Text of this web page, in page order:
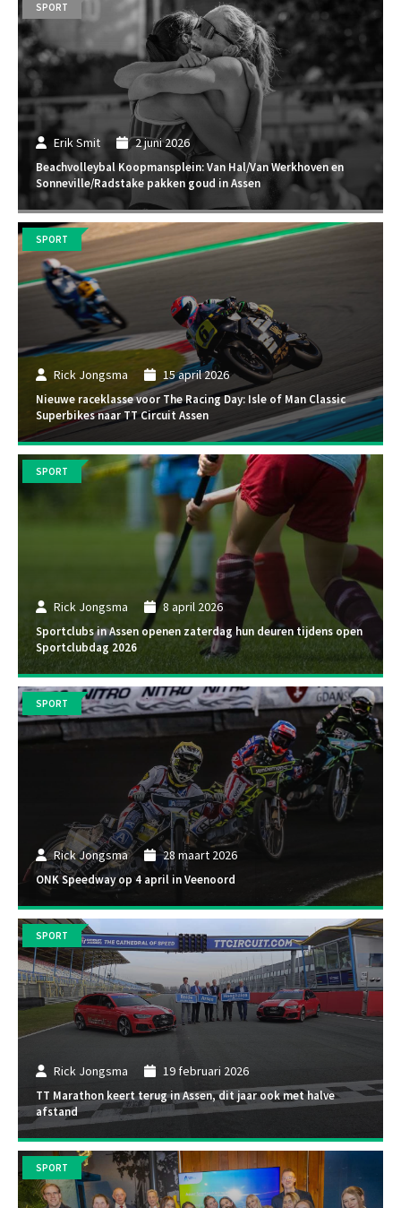
Erik Smit 2 juni 2026
Beachvolleybal Koopmansplein: Van Hal/Van Werkhoven en
Sonneville/Radstake pakken goud in Assen
SPORT
Rick Jongsma 15 april 2026
Nieuwe raceklasse voor The Racing Day: Isle of Man Classic
Superbikes naar TT Circuit Assen
SPORT
Rick Jongsma 8 april 2026
Sportclubs in Assen openen zaterdag hun deuren tijdens open
Sportclubdag 2026
SPORT
Rick Jongsma 28 maart 2026
ONK Speedway op 4 april in Veenoord
SPORT
Rick Jongsma 19 februari 2026
TT Marathon keert terug in Assen, dit jaar ook met halve
afstand
SPORT
SPORT